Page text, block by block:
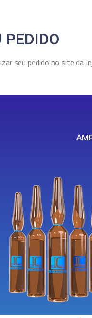
PEDIDO
seu pedido no site da